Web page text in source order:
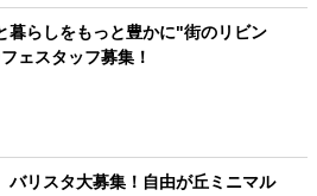
暮らしをもっと豊かに"街のリビン
ェスタッフ募集！
リスタ大募集！自由が丘ミニマル